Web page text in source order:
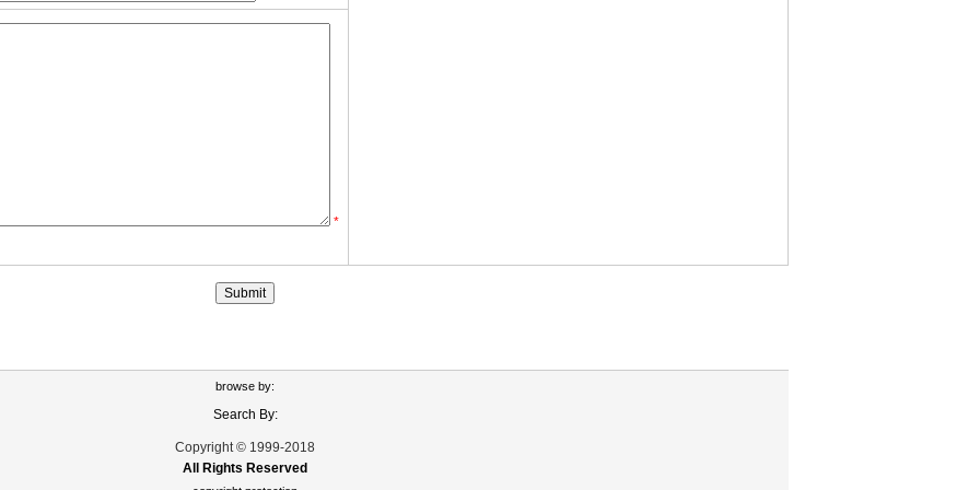
*
browse by:
Search By:
Copyright © 1999-2018
All Rights Reserved